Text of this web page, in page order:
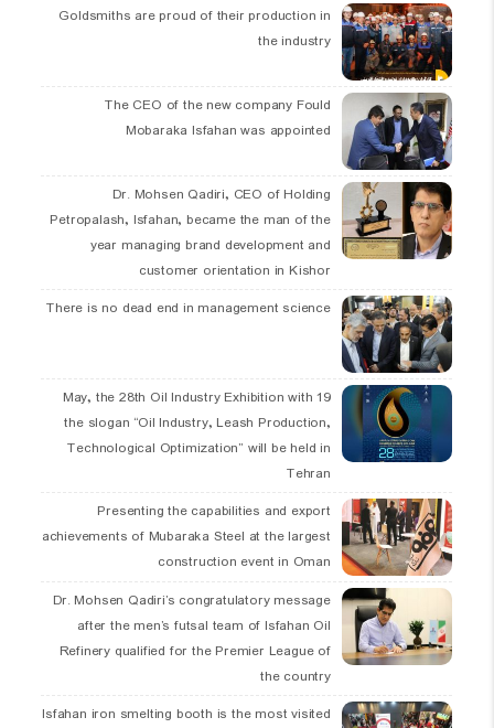
Goldsmiths are proud of their production in
the industry
The CEO of the new company Fould
Mobaraka Isfahan was appointed
Dr. Mohsen Qadiri, CEO of Holding
Petropalash, Isfahan, became the man of the
year managing brand development and
customer orientation in Kishor
There is no dead end in management science
19 May, the 28th Oil Industry Exhibition with
the slogan “Oil Industry, Leash Production,
Technological Optimization” will be held in
Tehran
Presenting the capabilities and export
achievements of Mubaraka Steel at the largest
construction event in Oman
Dr. Mohsen Qadiri’s congratulatory message
after the men’s futsal team of Isfahan Oil
Refinery qualified for the Premier League of
the country
Isfahan iron smelting booth is the most visited